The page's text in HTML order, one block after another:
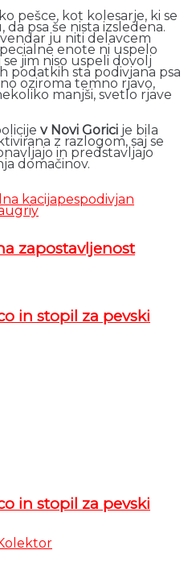
pešce, kot kolesarje, ki se
psa še nista izsledena.
vendar ju niti delavcem
enote ni uspelo
jim niso uspeli dovolj
podatkih sta podivjana psa
oziroma temno rjavo,
manjši, svetlo rjave
v Novi Gorici je bila
z razlogom, saj se
in predstavljajo
domačinov.
kacijapespodivjan
ugriy
zapostavljenost
in stopil za pevski
in stopil za pevski